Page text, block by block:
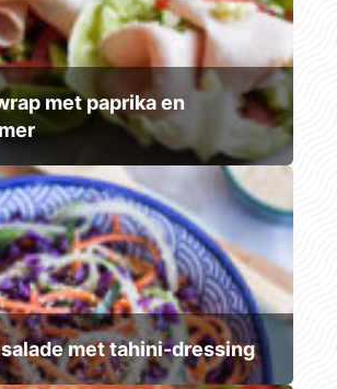
met paprika en
met tahini-dressing